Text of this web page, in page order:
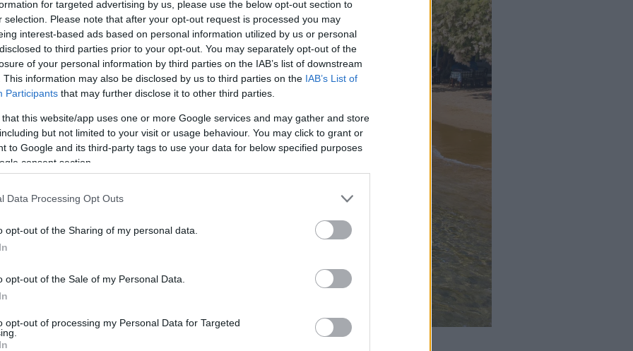
for targeted advertising by us, please use the below opt-out section to
selection. Please note that after your opt-out request is processed you may
interest-based ads based on personal information utilized by us or personal
to third parties prior to your opt-out. You may separately opt-out of the
of your personal information by third parties on the IAB’s list of downstream
This information may also be disclosed by us to third parties on the IAB’s List of
Participants that may further disclose it to other third parties.
that this website/app uses one or more Google services and may gather and store
but not limited to your visit or usage behaviour. You may click to grant or
to Google and its third-party tags to use your data for below specified purposes
consent section.
Data Processing Opt Outs
opt-out of the Sharing of my personal data.
opt-out of the Sale of my Personal Data.
opt-out of processing my Personal Data for Targeted